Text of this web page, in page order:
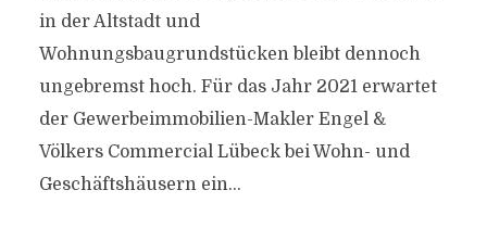
in der Altstadt und
Wohnungsbaugrundstücken bleibt dennoch
ungebremst hoch. Für das Jahr 2021 erwartet
der Gewerbeimmobilien-Makler Engel &
Völkers Commercial Lübeck bei Wohn- und
Geschäftshäusern ein...